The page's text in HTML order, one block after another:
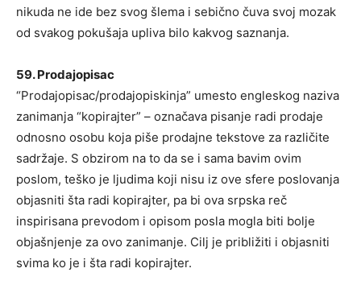
nikuda ne ide bez svog šlema i sebično čuva svoj mozak
od svakog pokušaja upliva bilo kakvog saznanja.
59. Prodajopisac
“Prodajopisac/prodajopiskinja” umesto engleskog naziva
zanimanja “kopirajter” – označava pisanje radi prodaje
odnosno osobu koja piše prodajne tekstove za različite
sadržaje. S obzirom na to da se i sama bavim ovim
poslom, teško je ljudima koji nisu iz ove sfere poslovanja
objasniti šta radi kopirajter, pa bi ova srpska reč
inspirisana prevodom i opisom posla mogla biti bolje
objašnjenje za ovo zanimanje. Cilj je približiti i objasniti
svima ko je i šta radi kopirajter.